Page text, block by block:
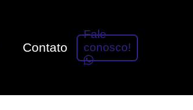
Contato
Fale
conosco!